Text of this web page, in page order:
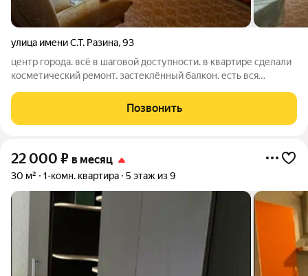
улица имени С.Т. Разина,93
центр города. всё в шаговой доступности. в квартире сделали
косметический ремонт. застеклённый балкон. есть вся
человек. Регистрацию не делают.!
Позвонить
22 000 ₽ в месяц
30 м² 1-комн. квартира 5 этаж из 9